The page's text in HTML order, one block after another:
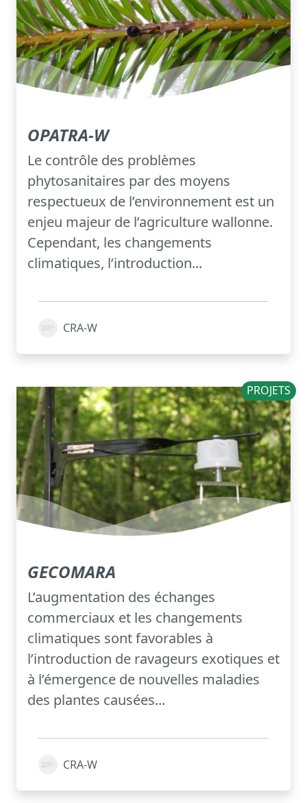
OPATRA-W
Le contrôle des problèmes
phytosanitaires par des moyens
respectueux de l’environnement est un
enjeu majeur de l’agriculture wallonne.
Cependant, les changements
climatiques, l’introduction...
CRA-W
PROJETS
GECOMARA
L’augmentation des échanges
commerciaux et les changements
climatiques sont favorables à
l’introduction de ravageurs exotiques et
à l’émergence de nouvelles maladies
des plantes causées...
CRA-W